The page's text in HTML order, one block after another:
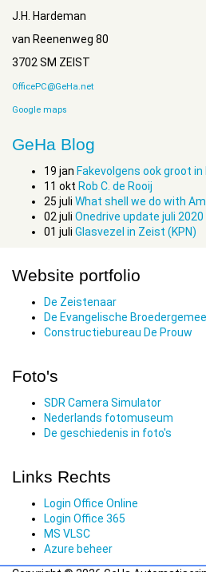
J.H. Hardeman
van Reenenweg 80
3702 SM ZEIST
OfficePC@GeHa.net
Google maps
GeHa Blog
19 jan Fakevolgens ook groot in
11 okt Rob C. de Rooij
25 juli What shell we do with
02 juli Onedrive update juli 2020
01 juli Glasvezel in Zeist (KPN)
Website portfolio
De Zeistenaar
De Evangelische
Constructiebureau De Prouw
Foto's
SDR Camera Simulator
Nederlands fotomuseum
De geschiedenis in foto's
Links Rechts
Login Office Online
Login Office 365
MS VLSC
Azure beheer